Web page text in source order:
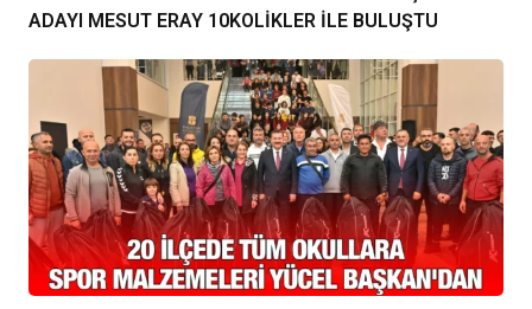
ADAYI MESUT ERAY 10KOLİKLER İLE BULUŞTU